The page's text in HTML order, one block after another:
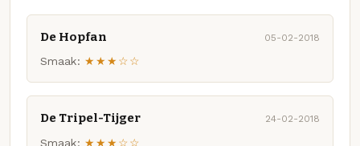
De Hopfan 05-02-2018
Smaak: ★★★☆☆
De Tripel-Tijger 24-02-2018
Smaak: ★★★☆☆